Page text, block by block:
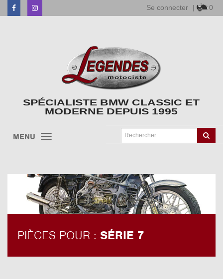
FacebookInstagram Se connecter | 0
SPÉCIALISTE BMW CLASSIC ET
MODERNE DEPUIS 1995
MENU
PIÈCES POUR : SÉRIE 7